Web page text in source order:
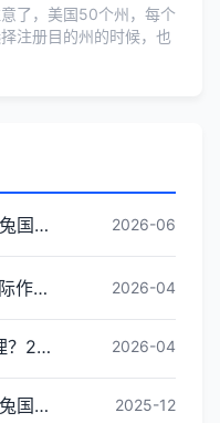
了，美国50个州，每个
注册目的州的时候，也
星火照征途，聚力启新程｜金兔国际井冈山红色研学团建圆满收官 2026-06
共筑企业出海新生态 | 金兔国际作为代表单位亮相宝安区出海服务中心揭牌仪式 2026-04
广州odi境外投资备案怎么办理？2026年最新流程详解 2026-04
深圳罗湖企业服务平台携手金兔国际ODI备案专家,共建跨境出海全链条服务新生态 2025-12